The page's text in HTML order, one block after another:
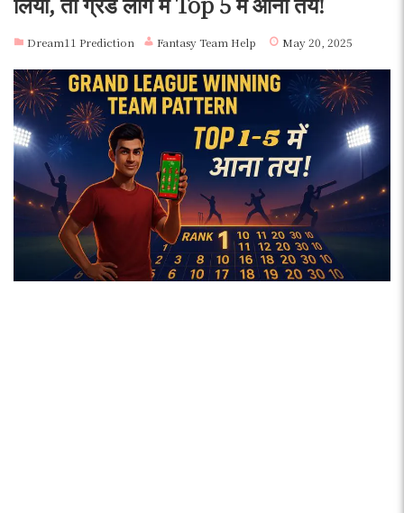
Dream11 Prediction Fantasy Team Help May 20, 2025